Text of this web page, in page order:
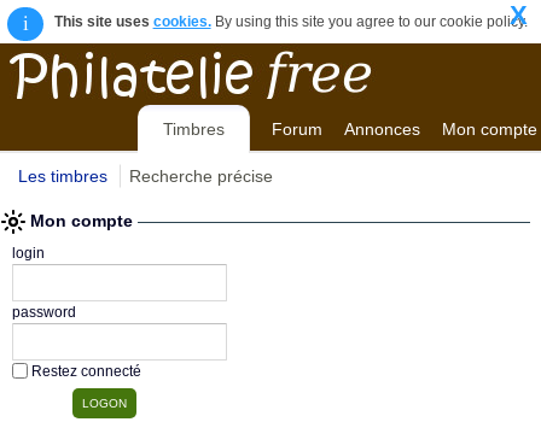
i This site uses cookies.By using this site you agree to our cookie policy.
X
Timbres Forum Annonces Mon compte
Les timbres Recherche précise
Mon compte
login
password
Restez connecté